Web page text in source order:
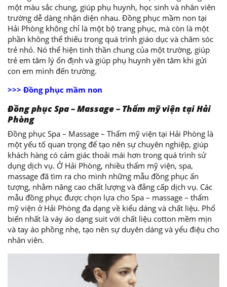
một màu sắc chung, giúp phụ huynh, học sinh và nhân viên
trường dễ dàng nhận diện nhau. Đồng phục mầm non tại
Hải Phòng không chỉ là một bộ trang phục, mà còn là một
phần không thể thiếu trong quá trình giáo dục và chăm sóc
trẻ nhỏ. Nó thể hiện tinh thần chung của một trường, giúp
trẻ em tâm lý ổn định và giúp phụ huynh yên tâm khi gửi
con em mình đến trường.
>>> Đồng phục mầm non
Đồng phục Spa – Massage – Thẩm mỹ viện tại Hải
Phòng
Đồng phục Spa – Massage – Thẩm mỹ viện tại Hải Phòng là
một yếu tố quan trọng để tạo nên sự chuyên nghiệp, giúp
khách hàng có cảm giác thoải mái hơn trong quá trình sử
dụng dịch vụ. Ở Hải Phòng, nhiều thẩm mỹ viện, spa,
massage đã tìm ra cho mình những mẫu đồng phục ấn
tượng, nhằm nâng cao chất lượng và đẳng cấp dịch vụ. Các
mẫu đồng phục được chọn lựa cho Spa – massage – thẩm
mỹ viện ở Hải Phòng đa dạng về kiểu dáng và chất liệu. Phổ
biến nhất là váy áo dạng suit với chất liệu cotton mềm mịn
và tay áo phồng nhẹ, tạo nên sự duyên dáng và yểu điệu cho
nhân viên.